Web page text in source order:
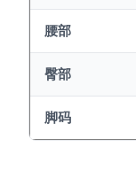
腰部
臀部
脚码